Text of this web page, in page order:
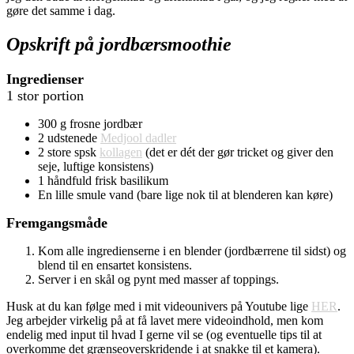
gøre det samme i dag.
Opskrift på jordbærsmoothie
Ingredienser
1 stor portion
300 g frosne jordbær
2 udstenede Medjool dadler
2 store spsk kollagen (det er dét der gør tricket og giver den
seje, luftige konsistens)
1 håndfuld frisk basilikum
En lille smule vand (bare lige nok til at blenderen kan køre)
Fremgangsmåde
Kom alle ingredienserne i en blender (jordbærrene til sidst) og
blend til en ensartet konsistens.
Server i en skål og pynt med masser af toppings.
Husk at du kan følge med i mit videounivers på Youtube lige HER.
Jeg arbejder virkelig på at få lavet mere videoindhold, men kom
endelig med input til hvad I gerne vil se (og eventuelle tips til at
overkomme det grænseoverskridende i at snakke til et kamera).